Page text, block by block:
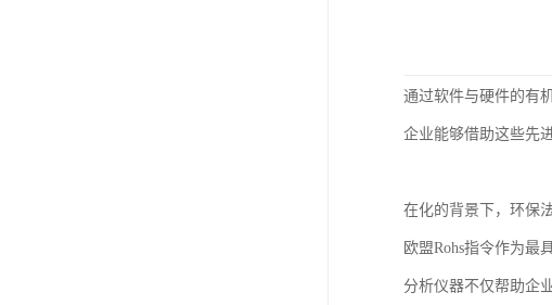
通过软件与硬件的有
企业能够借助这些先
在化的背景下，环保
欧盟Rohs指令作为最
分析仪器不仅帮助企